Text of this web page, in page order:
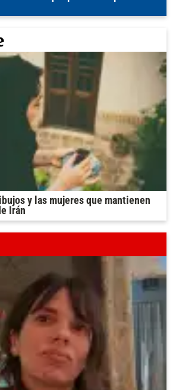
y las mujeres que mantienen
Irán